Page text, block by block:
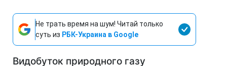
Не трать время на шум! Читай только
суть из РБК-Украина в Google
Видобуток природного газу